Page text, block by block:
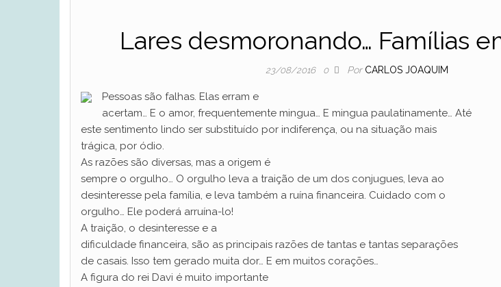
Lares desmoronando… Famílias
23/08/2016 0 Por CARLOS JOAQUIM
Pessoas são falhas. Elas erram e
acertam… E o amor, frequentemente mingua… E mingua paulatinamente… Até
este sentimento lindo ser substituído por indiferença, ou na situação mais
trágica, por ódio.
As razões são diversas, mas a origem é
sempre o orgulho… O orgulho leva a traição de um dos conjugues, leva ao
desinteresse pela família, e leva também a ruína financeira. Cuidado com o
orgulho… Ele poderá arruína-lo!
A traição, o desinteresse e a
dificuldade financeira, são as principais razões de tantas e tantas separações
de casais. Isso tem gerado muita dor… E em muitos corações…
A figura do rei Davi é muito importante